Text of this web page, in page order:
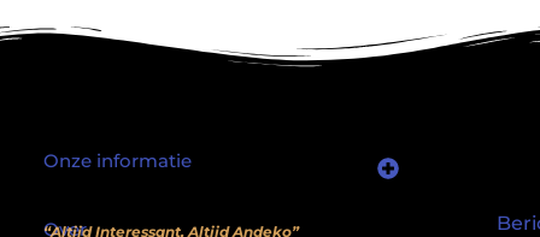
Over
“Altijd Interessant, Altijd Andeko”
Onze informatie